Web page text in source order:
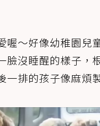
喔～好像幼稚園兒
臉沒睡醒的樣子
一排的孩子像麻煩